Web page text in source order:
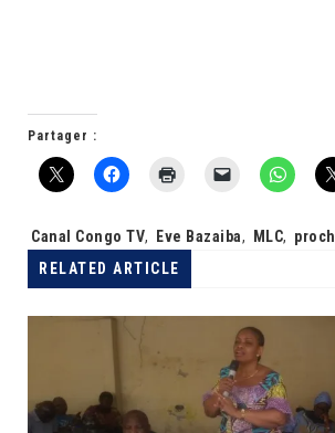
Partager :
Tags:
Canal Congo TV, Eve Bazaiba, MLC,
RELATED ARTICLE